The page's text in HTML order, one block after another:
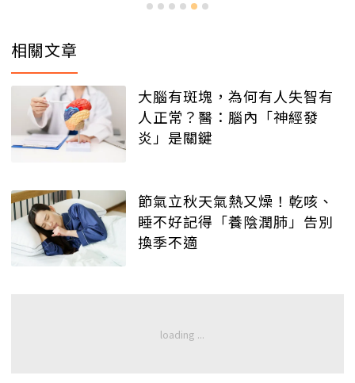
相關文章
大腦有斑塊，為何有人失智有
人正常？醫：腦內「神經發
炎」是關鍵
節氣立秋天氣熱又燥！乾咳、
睡不好記得「養陰潤肺」告別
換季不適